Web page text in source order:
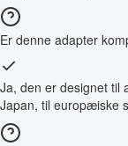
Er denne adapter
Ja, den er designet til
Japan, til europæiske